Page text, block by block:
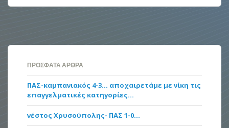
ΠΡΌΣΦΑΤΑ ΆΡΘΡΑ
ΠΑΣ-καμπανιακός 4-3… αποχαιρετάμε με νίκη τις
επαγγελματικές κατηγορίες…
νέστος Χρυσούπολης- ΠΑΣ 1-0…